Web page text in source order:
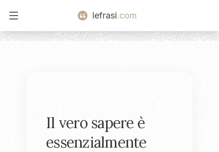
Open main menu
lefrasi.com
Il vero sapere è
essenzialmente